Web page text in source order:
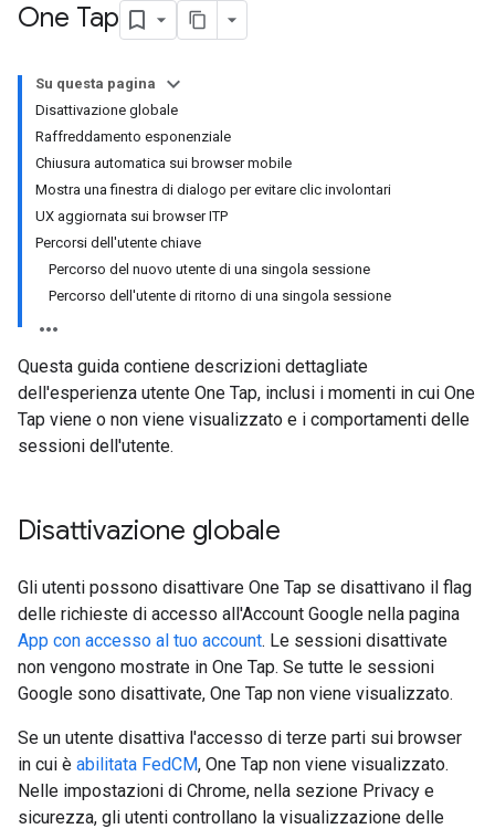
One Tap
Su questa pagina
Disattivazione globale
Raffreddamento esponenziale
Chiusura automatica sui browser mobile
Mostra una finestra di dialogo per evitare clic involontari
UX aggiornata sui browser ITP
Percorsi dell'utente chiave
Percorso del nuovo utente di una singola sessione
Percorso dell'utente di ritorno di una singola sessione
Questa guida contiene descrizioni dettagliate
dell'esperienza utente One Tap, inclusi i momenti in cui One
Tap viene o non viene visualizzato e i comportamenti delle
sessioni dell'utente.
Disattivazione globale
Gli utenti possono disattivare One Tap se disattivano il flag
delle richieste di accesso all'Account Google nella pagina
App con accesso al tuo account. Le sessioni disattivate
non vengono mostrate in One Tap. Se tutte le sessioni
Google sono disattivate, One Tap non viene visualizzato.
Se un utente disattiva l'accesso di terze parti sui browser
in cui è abilitata FedCM, One Tap non viene visualizzato.
Nelle impostazioni di Chrome, nella sezione Privacy e
sicurezza, gli utenti controllano la visualizzazione delle